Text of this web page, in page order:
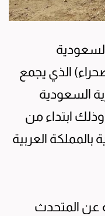
الذي يجمع
السعودية
ابتداء من
بالمملكة العربية
عن المتحدث